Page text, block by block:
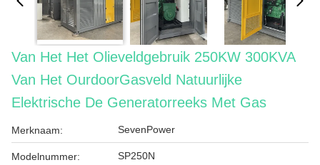
Van Het Het Olieveldgebruik 250KW 300KVA
Van Het OurdoorGasveld Natuurlijke
Elektrische De Generatorreeks Met Gas
Merknaam: SevenPower
Modelnummer: SP250N